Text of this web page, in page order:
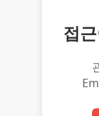
접